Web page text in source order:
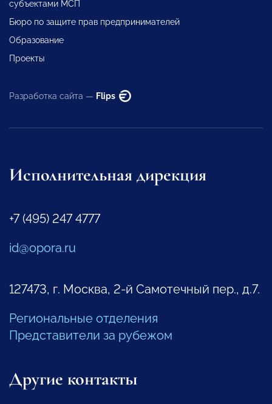
субъектами МСП
Бюро по защите прав предпринимателей
Образование
Проекты
Разработка сайта — Flips
Исполнительная дирекция
+7 (495) 247 4777
id@opora.ru
127473, г. Москва, 2-й Самотечный пер., д.7.
Региональные отделения
Представители за рубежом
Другие контакты